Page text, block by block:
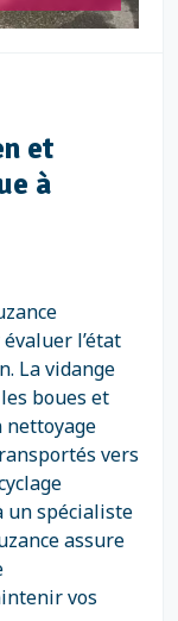
et
à
l’état
La vidange
boues et
nettoyage
vers
un spécialiste
assure
vos